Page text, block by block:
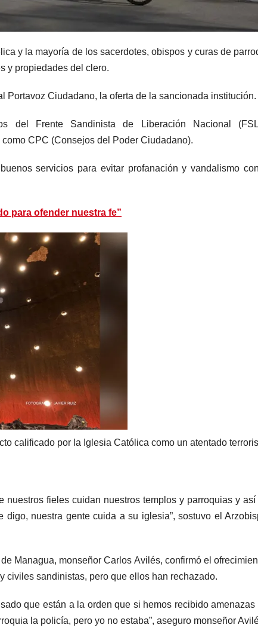
y la mayoría de los sacerdotes, obispos y curas de
y propiedades del clero.
Portavoz Ciudadano, la oferta de la sancionada institución.
del Frente Sandinista de Liberación Nacional
CPC (Consejos del Poder Ciudadano).
servicios para evitar profanación y vandalismo
para ofender nuestra fe”
calificado por la Iglesia Católica como un atentado
nuestros fieles cuidan nuestros templos y parroquias y así
nuestra gente cuida a su iglesia”, sostuvo el
Managua, monseñor Carlos Avilés, confirmó el
civiles sandinistas, pero que ellos han rechazado.
que están a la orden que si hemos recibido amenazas
la policía, pero yo no estaba”, aseguro monseñor